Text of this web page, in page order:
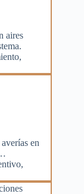
aires
,
en
,